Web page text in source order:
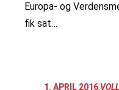
Europa- og
fik sat…
1. APRIL 2016: